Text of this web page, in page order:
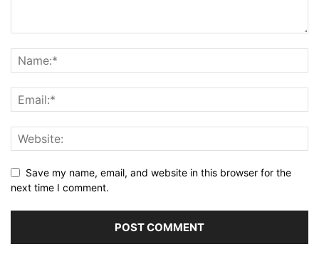
Save my name, email, and website in this browser for the
next time I comment.